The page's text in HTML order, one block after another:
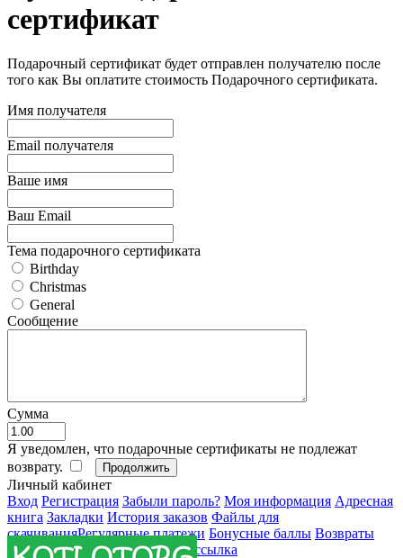
сертификат
Подарочный сертификат будет отправлен получателю после
того как Вы оплатите стоимость Подарочного сертификата.
Имя получателя
Email получателя
Ваше имя
Ваш Email
Тема подарочного сертификата
Birthday
Christmas
General
Сообщение
Сумма
Я уведомлен, что подарочные сертификаты не подлежат
возврату.
Личный кабинет
Вход Регистрация Забыли пароль? Моя информация Адресная
книга Закладки История заказов Файлы для
скачиванияРегулярные платежи Бонусные баллы Возвраты
История транзакций E-Mail рассылка